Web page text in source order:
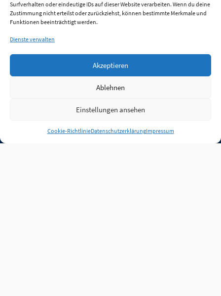
Surfverhalten oder eindeutige IDs auf dieser Website verarbeiten. Wenn du deine
Zustimmung nicht erteilst oder zurückziehst, können bestimmte Merkmale und
Funktionen beeinträchtigt werden.
Dienste verwalten
Akzeptieren
Ablehnen
Einstellungen ansehen
Cookie-RichtlinieDatenschutzerklärungImpressum
Anmelden
Jobs Partner FAQ Quellen